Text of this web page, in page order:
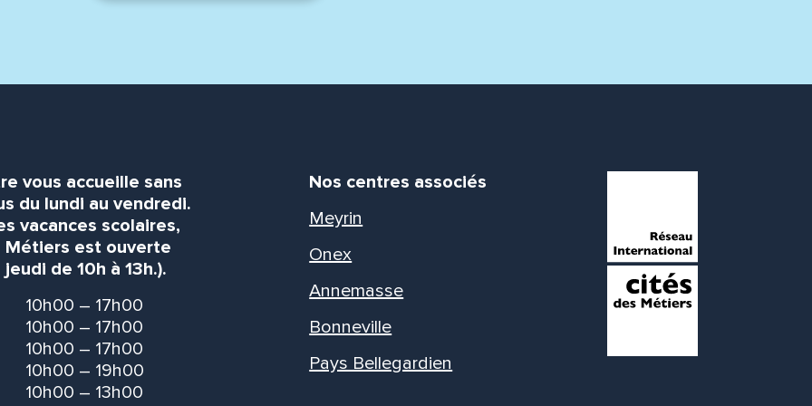
vous accueille sans
du lundi au vendredi.
vacances scolaires,
Métiers est ouverte
de 10h à 13h.).
10h00 – 17h00
10h00 – 17h00
10h00 – 17h00
10h00 – 19h00
10h00 – 13h00
Nos centres associés
Meyrin
Onex
Annemasse
Bonneville
Pays Bellegardien